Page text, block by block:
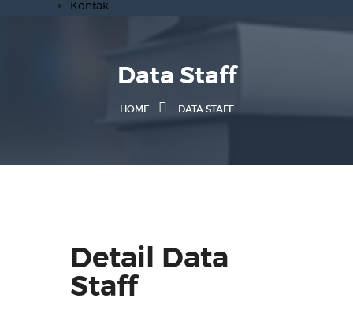
Kontak
Data Staff
HOME DATA STAFF
Detail Data
Staff